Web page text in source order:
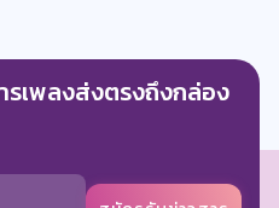
รเพลงส่งตรงถึงกล่อง